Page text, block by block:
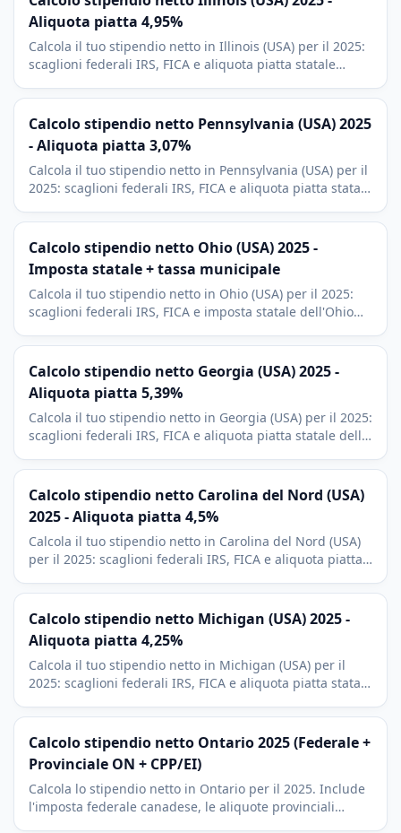
Aliquota piatta 4,95%
Calcola il tuo stipendio netto in Illinois (USA) per il 2025:
scaglioni federali IRS, FICA e aliquota piatta statale
Calcolo stipendio netto Pennsylvania (USA) 2025
- Aliquota piatta 3,07%
Calcola il tuo stipendio netto in Pennsylvania (USA) per il
2025: scaglioni federali IRS, FICA e aliquota piatta statale
Calcolo stipendio netto Ohio (USA) 2025 -
Imposta statale + tassa municipale
Calcola il tuo stipendio netto in Ohio (USA) per il 2025:
scaglioni federali IRS, FICA e imposta statale dell'Ohio
Calcolo stipendio netto Georgia (USA) 2025 -
Aliquota piatta 5,39%
Calcola il tuo stipendio netto in Georgia (USA) per il 2025:
scaglioni federali IRS, FICA e aliquota piatta statale della
Calcolo stipendio netto Carolina del Nord (USA)
2025 - Aliquota piatta 4,5%
Calcola il tuo stipendio netto in Carolina del Nord (USA)
per il 2025: scaglioni federali IRS, FICA e aliquota piatta
deduzioni 401(k).
Calcolo stipendio netto Michigan (USA) 2025 -
Aliquota piatta 4,25%
Calcola il tuo stipendio netto in Michigan (USA) per il
2025: scaglioni federali IRS, FICA e aliquota piatta statale
municipale.
Calcolo stipendio netto Ontario 2025 (Federale +
Provinciale ON + CPP/EI)
Calcola lo stipendio netto in Ontario per il 2025. Include
l'imposta federale canadese, le aliquote provinciali